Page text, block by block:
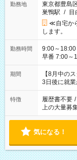
勤務地
東京都豊島
巣鴨駅 / 目
≪自宅か
します。
勤務時間
9:00～18:00（休憩60分） ■
早番 7:00～
と休みを合
「できれば
ね。 ※Wワーク希望の方へ 今ご覧のお仕事で希望する勤務時間
と、もう1
合は応募で
期間
【8月中の
3日後に就業
特徴 履歴書不要 /
上の大量募
気になる！